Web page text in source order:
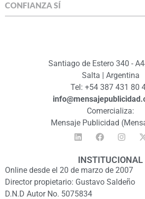
CONFIANZA SÍ
Santiago de Estero 340 -
Salta | Argentina
Tel: +54 387 431 80
Comercializa:
Mensaje Publicidad
INSTITUCIONAL
Online desde el 20 de marzo de 2007
Director propietario: Gustavo Saldeño
D.N.D Autor No. 5075834